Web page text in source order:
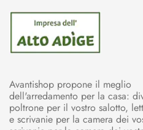
Avantishop propone il meglio
dell'arredamento per la casa:
poltrone per il vostro salotto,
e scrivanie per la camera dei